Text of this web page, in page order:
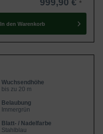
999,90 €
In den Warenkorb
Wuchsendhöhe
bis zu 20 m
Belaubung
Immergrün
Blatt- / Nadelfarbe
Stahlblau